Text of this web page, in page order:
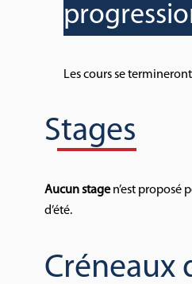
Les cours se
Stages
Aucun stagen’est proposé
d’été.
Créneaux